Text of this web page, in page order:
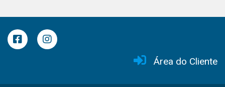
Área do Cliente